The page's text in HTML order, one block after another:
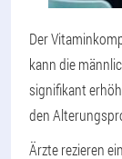
Der
kann die
signifikant
den
Ärzte rezieren